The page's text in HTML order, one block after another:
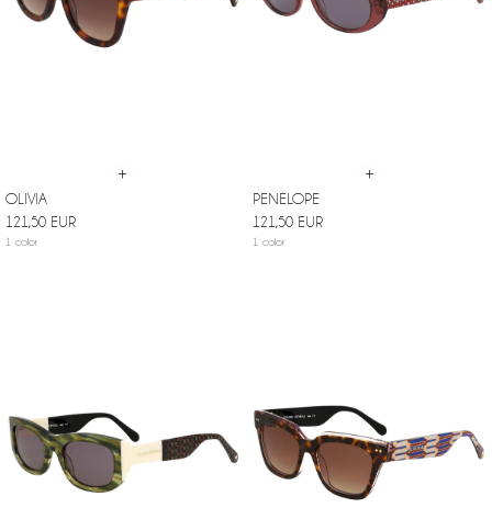
+
OLIVIA
121,50 EUR
1 color
+
PENELOPE
121,50 EUR
1 color